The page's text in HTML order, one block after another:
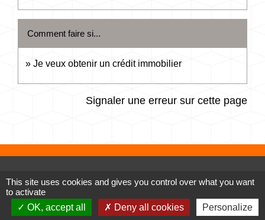
Comment faire si...
Je veux obtenir un crédit immobilier
Signaler une erreur sur cette page
Commune de Vertrieu
1 place de la Mairie
This site uses cookies and gives you control over what you want
to activate
OK, accept all
Deny all cookies Personalize